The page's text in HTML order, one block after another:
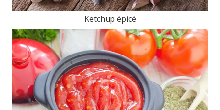
Ketchup épicé